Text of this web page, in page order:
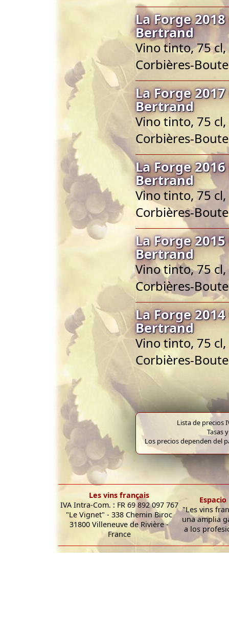
La Forge
Bertrand
Vino tinto, 75
Corbières-
La Forge
Bertrand
Vino tinto, 75
Corbières-
La Forge
Bertrand
Vino tinto, 75
Corbières-
La Forge
Bertrand
Vino tinto, 75
Corbières-
La Forge
Bertrand
Vino tinto, 75
Corbières-
Lista de precios
Tasas
Los precios dependen del
Les vins français
IVA Intra-Com. : FR 69 892 097 767
"Le Vignet" - 338 Chemin Biroc
31800 Villeneuve de Rivière -
France
"Les vins
una amplia
a los